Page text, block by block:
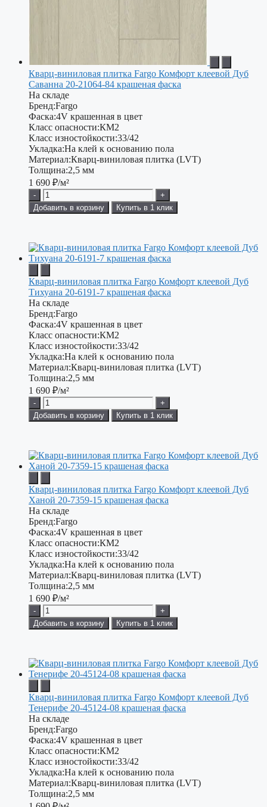
Кварц-виниловая плитка Fargo Комфорт клеевой Дуб
Саванна 20-21064-84 крашеная фаска
На складе
Бренд:Fargo
Фаска:4V крашенная в цвет
Класс опасности:КМ2
Класс изностойкости:33/42
Укладка:На клей к основанию пола
Материал:Кварц-виниловая плитка (LVT)
Толщина:2,5 мм
1 690 ₽/м²
-
+
Добавить в корзину
Купить в 1 клик
Кварц-виниловая плитка Fargo Комфорт клеевой Дуб
Тихуана 20-6191-7 крашеная фаска
На складе
Бренд:Fargo
Фаска:4V крашенная в цвет
Класс опасности:КМ2
Класс изностойкости:33/42
Укладка:На клей к основанию пола
Материал:Кварц-виниловая плитка (LVT)
Толщина:2,5 мм
1 690 ₽/м²
-
+
Добавить в корзину
Купить в 1 клик
Кварц-виниловая плитка Fargo Комфорт клеевой Дуб
Ханой 20-7359-15 крашеная фаска
На складе
Бренд:Fargo
Фаска:4V крашенная в цвет
Класс опасности:КМ2
Класс изностойкости:33/42
Укладка:На клей к основанию пола
Материал:Кварц-виниловая плитка (LVT)
Толщина:2,5 мм
1 690 ₽/м²
-
+
Добавить в корзину
Купить в 1 клик
Кварц-виниловая плитка Fargo Комфорт клеевой Дуб
Тенерифе 20-45124-08 крашеная фаска
На складе
Бренд:Fargo
Фаска:4V крашенная в цвет
Класс опасности:КМ2
Класс изностойкости:33/42
Укладка:На клей к основанию пола
Материал:Кварц-виниловая плитка (LVT)
Толщина:2,5 мм